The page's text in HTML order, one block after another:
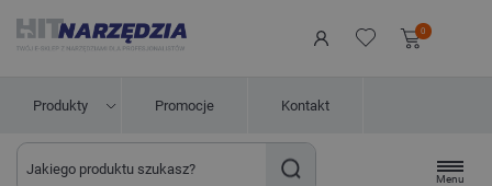
0
Produkty Promocje Kontakt
Menu